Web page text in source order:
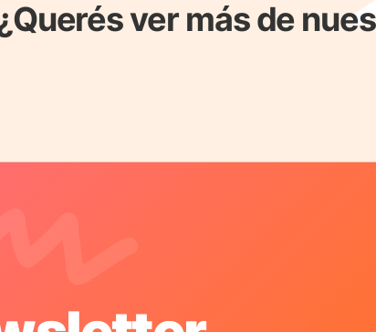
ver más de